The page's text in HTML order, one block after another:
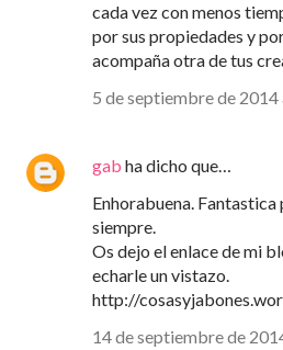
cada vez con menos
por sus propiedades y
acompaña otra de tus
5 de septiembre de 2014
gab ha dicho que…
Enhorabuena.
siempre.
Os dejo el enlace de mi
echarle un vistazo.
http://
14 de septiembre de